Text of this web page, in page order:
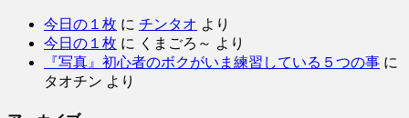
今日の１枚 に チンタオ より
今日の１枚 に くまごろ～ より
『写真』初心者のボクがいま練習している５つの事 に
タオチン より